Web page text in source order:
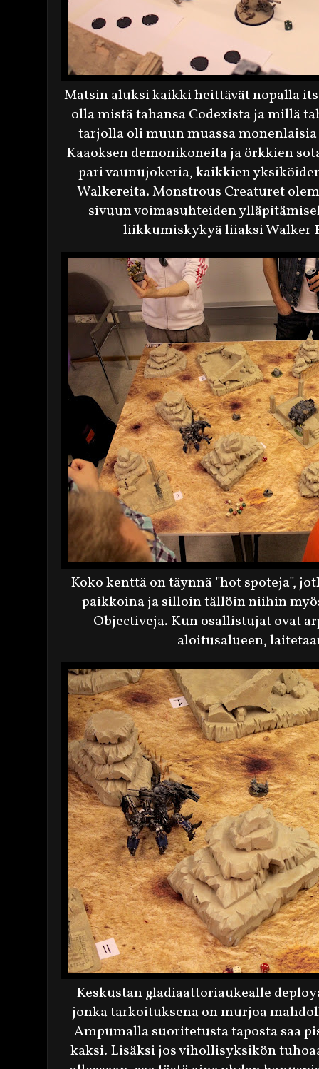
Matsin aluksi kaikki heittävät nopalla
olla mistä tahansa Codexista ja millä
tarjolla oli muun muassa
Kaaoksen demonikoneita ja örkkien
pari vaunujokeria, kaikkien
Walkereita. Monstrous Creaturet
sivuun voimasuhteiden
liikkumiskykyä liiaksi Walker
Koko kenttä on täynnä "hot spoteja",
paikkoina ja silloin tällöin niihin
Objectiveja. Kun osallistujat ovat
aloitusalueen,
Keskustan gladiaattoriaukealle
jonka tarkoituksena on murjoa
Ampumalla suoritetusta taposta saa
kaksi. Lisäksi jos vihollisyksikön